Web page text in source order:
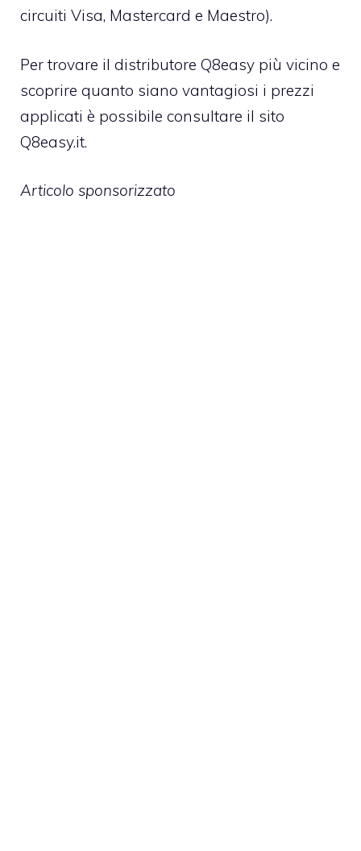
circuiti Visa, Mastercard e Maestro).
Per trovare il distributore Q8easy più vicino e
scoprire quanto siano vantagiosi i prezzi
applicati è possibile consultare il sito
Q8easy.it.
Articolo sponsorizzato